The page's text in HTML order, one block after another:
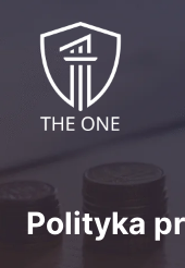
treści
Polityka